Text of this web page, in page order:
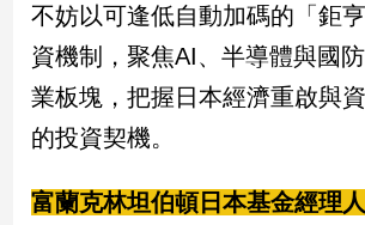
座/
命
理
消
費
康/
親
不妨以可逢低自動加碼的「鉅
資機制，聚焦AI、半導體與國
業板塊，把握日本經濟重啟與
的投資契機。
富蘭克林坦伯頓日本基金經理